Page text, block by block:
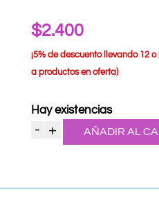
$2.400
¡5% de descuento llevando 12
a productos en oferta)
Hay existencias
-
cantidad
+ AÑADIR AL